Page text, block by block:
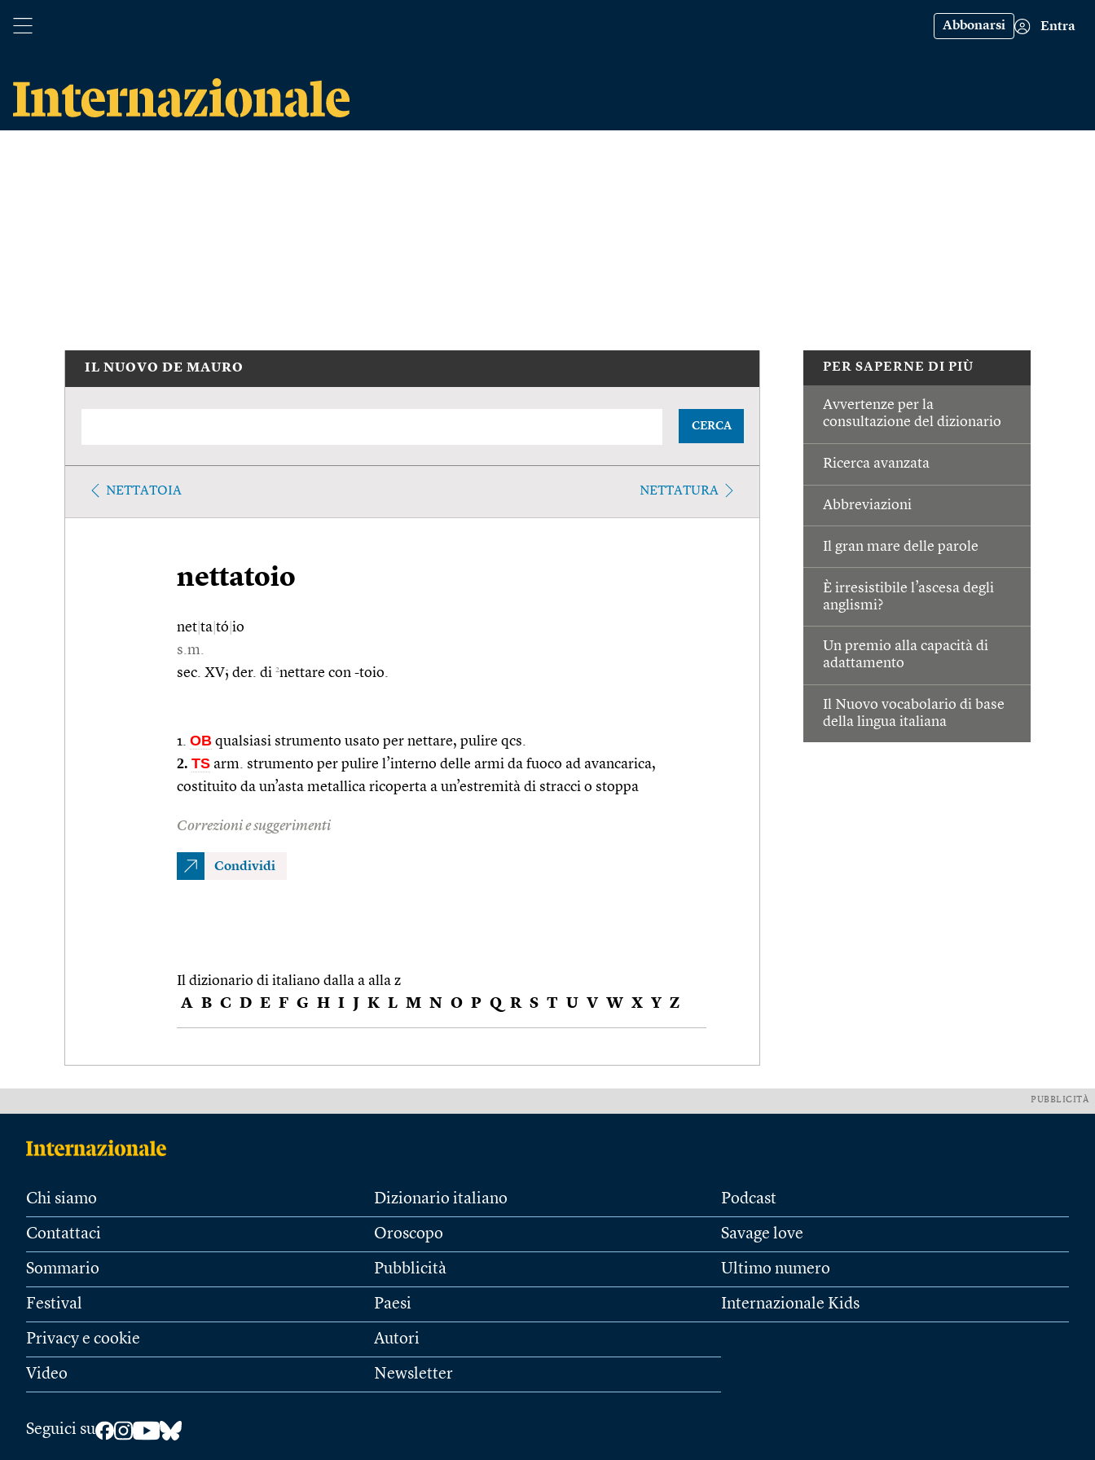
Abbonarsi Entra
PER SAPERNE DI PIÙ
Avvertenze per la
consultazione del dizionario
Ricerca avanzata
Abbreviazioni
Il gran mare delle parole
È irresistibile l’ascesa degli
anglismi?
Un premio alla capacità di
adattamento
Il Nuovo vocabolario di base
della lingua italiana
IL NUOVO DE MAURO
CERCA
NETTATOIA NETTATURA
nettatoio
net ta tó io
s.m.
sec. XV; der. di 2nettare con -toio.
1. OB qualsiasi strumento usato per nettare, pulire qcs.
2. TS arm. strumento per pulire l’interno delle armi da fuoco ad avancarica,
costituito da un’asta metallica ricoperta a un’estremità di stracci o stoppa
Correzioni e suggerimenti
Condividi
Il dizionario di italiano dalla a alla z
A B C D E F G H I J K L M N O P Q R S T U V W X Y Z
PUBBLICITÀ
Chi siamo
Contattaci
Sommario
Festival
Privacy e cookie
Video
Dizionario italiano
Oroscopo
Pubblicità
Paesi
Autori
Newsletter
Podcast
Savage love
Ultimo numero
Internazionale Kids
Seguici su